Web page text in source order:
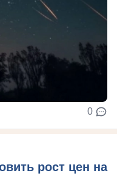
0
рост цен на